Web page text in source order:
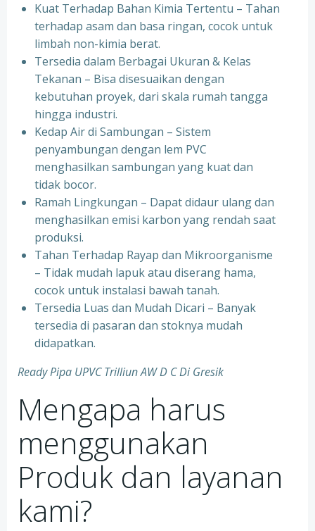
Kuat Terhadap Bahan Kimia Tertentu – Tahan
terhadap asam dan basa ringan, cocok untuk
limbah non-kimia berat.
Tersedia dalam Berbagai Ukuran & Kelas
Tekanan – Bisa disesuaikan dengan
kebutuhan proyek, dari skala rumah tangga
hingga industri.
Kedap Air di Sambungan – Sistem
penyambungan dengan lem PVC
menghasilkan sambungan yang kuat dan
tidak bocor.
Ramah Lingkungan – Dapat didaur ulang dan
menghasilkan emisi karbon yang rendah saat
produksi.
Tahan Terhadap Rayap dan Mikroorganisme
– Tidak mudah lapuk atau diserang hama,
cocok untuk instalasi bawah tanah.
Tersedia Luas dan Mudah Dicari – Banyak
tersedia di pasaran dan stoknya mudah
didapatkan.
Ready Pipa UPVC Trilliun AW D C Di Gresik
Mengapa harus
menggunakan
Produk dan layanan
kami?